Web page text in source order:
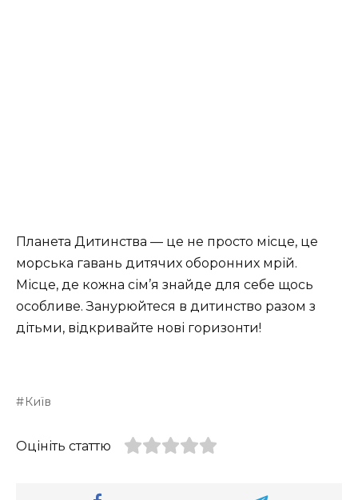
Планета Дитинства — це не просто місце, це
морська гавань дитячих оборонних мрій.
Місце, де кожна сім’я знайде для себе щось
особливе. Занурюйтеся в дитинство разом з
дітьми, відкривайте нові горизонти!
Київ
Оцініть статтю